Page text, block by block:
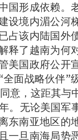
国形成依赖。
设境内湄公河
占该内陆国外
释了越南为何
美国政府公开
全面战略伙伴”
意，这距其与
。无论美国军
东南亚地区的
一旦南海局势